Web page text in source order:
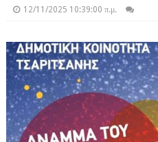
12/11/2025 10:39:00 π.μ.